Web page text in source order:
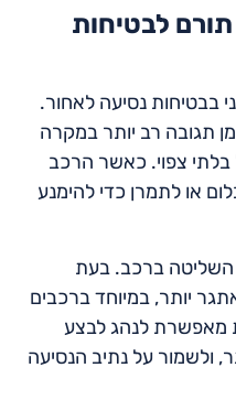
לבטיחות
בבטיחות נסיעה לאחור.
תגובה רב יותר במקרה
צפוי. כאשר הרכב
או לתמרן כדי להימנע
השליטה ברכב. בעת
יותר, במיוחד ברכבים
מאפשרת לנהג לבצע
ולשמור על נתיב הנסיעה